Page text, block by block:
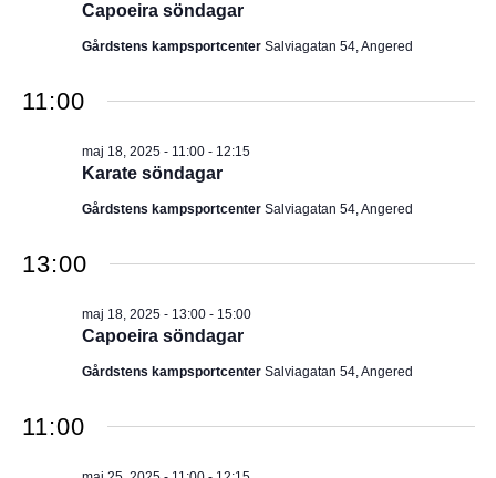
Capoeira söndagar
Gårdstens kampsportcenter Salviagatan 54, Angered
11:00
Karate söndagar
maj 18, 2025 - 11:00- 12:15
Gårdstens kampsportcenter Salviagatan 54, Angered
13:00
Capoeira söndagar
maj 18, 2025 - 13:00- 15:00
Gårdstens kampsportcenter Salviagatan 54, Angered
11:00